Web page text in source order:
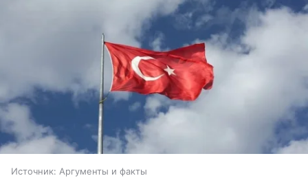
Источник: Аргументы и факты